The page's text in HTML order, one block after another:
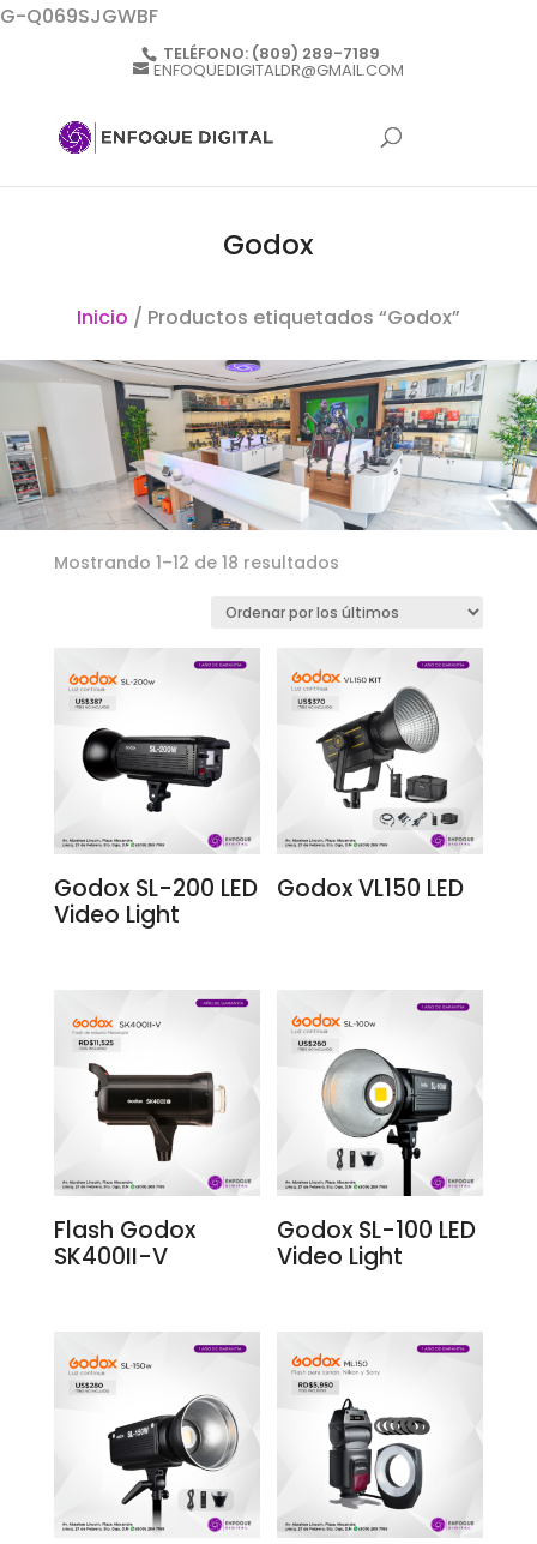
G-Q069SJGWBF
TELÉFONO: (809) 289-7189
ENFOQUEDIGITALDR@GMAIL.COM
Godox
Inicio / Productos etiquetados “Godox”
Mostrando 1–12 de 18 resultadosOrdenado
los
Godox SL-200 LED
Video Light
Godox VL150 LED
Flash Godox
SK400II-V
Godox SL-100 LED
Video Light